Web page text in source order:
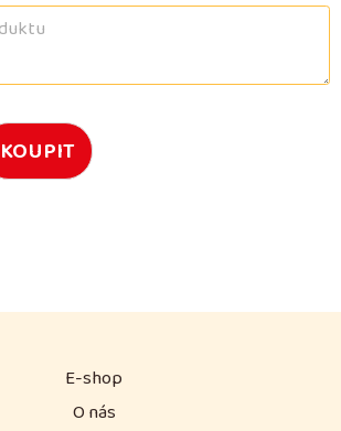
E-shop
O nás